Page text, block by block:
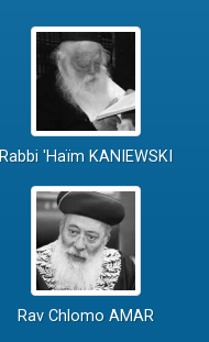
Rabbi 'Haïm KANIEWSKI
Rav Chlomo AMAR